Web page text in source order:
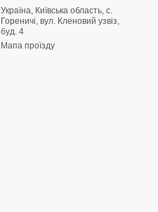
Україна, Київська область, с.
Гореничі, вул. Кленовий узвіз,
буд. 4
Мапа проїзду